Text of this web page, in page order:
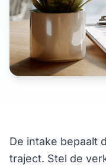
De intake bepaalt
traject. Stel de